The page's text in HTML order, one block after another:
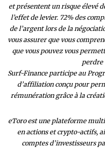
et présentent un risque élevé
l’effet de levier. 72% des
de l’argent lors de la
vous assurer que vous
que vous pouvez vous
perdre
Surf-Finance participe au
d’affiliation conçu pour
rémunération grâce à la
eToro est une plateforme
en actions et crypto-actifs,
comptes d’investisseurs